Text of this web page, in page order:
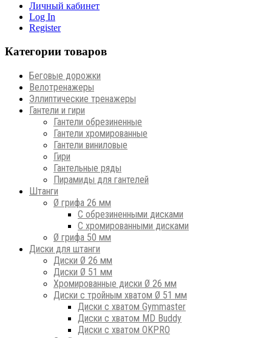
Личный кабинет
Log In
Register
Категории товаров
Беговые дорожки
Велотренажеры
Эллиптические тренажеры
Гантели и гири
Гантели обрезиненные
Гантели хромированные
Гантели виниловые
Гири
Гантельные ряды
Пирамиды для гантелей
Штанги
Ø грифа 26 мм
С обрезиненными дисками
С хромированными дисками
Ø грифа 50 мм
Диски для штанги
Диски Ø 26 мм
Диски Ø 51 мм
Хромированные диски Ø 26 мм
Диски с тройным хватом Ø 51 мм
Диски с хватом Gymmaster
Диски с хватом MD Buddy
Диски с хватом OKPRO